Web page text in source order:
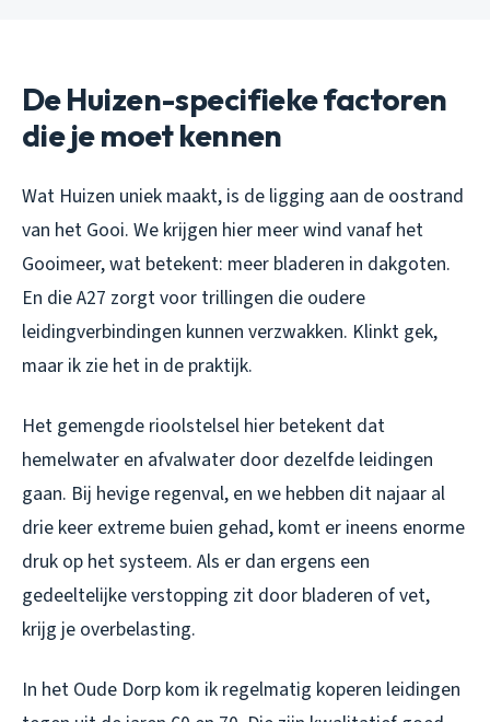
De Huizen-specifieke factoren
die je moet kennen
Wat Huizen uniek maakt, is de ligging aan de oostrand
van het Gooi. We krijgen hier meer wind vanaf het
Gooimeer, wat betekent: meer bladeren in dakgoten.
En die A27 zorgt voor trillingen die oudere
leidingverbindingen kunnen verzwakken. Klinkt gek,
maar ik zie het in de praktijk.
Het gemengde rioolstelsel hier betekent dat
hemelwater en afvalwater door dezelfde leidingen
gaan. Bij hevige regenval, en we hebben dit najaar al
drie keer extreme buien gehad, komt er ineens enorme
druk op het systeem. Als er dan ergens een
gedeeltelijke verstopping zit door bladeren of vet,
krijg je overbelasting.
In het Oude Dorp kom ik regelmatig koperen leidingen